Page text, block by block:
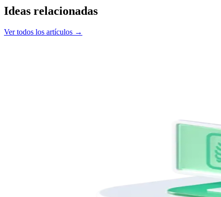
Ideas relacionadas
Ver todos los artículos →